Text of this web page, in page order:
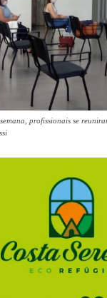
profissionais se